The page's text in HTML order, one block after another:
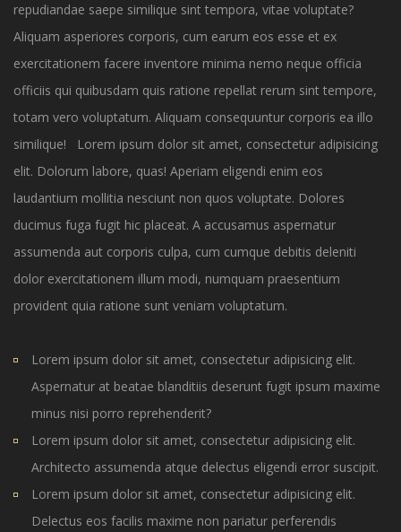
repudiandae saepe similique sint tempora, vitae voluptate?
Aliquam asperiores corporis, cum earum eos esse et ex
exercitationem facere inventore minima nemo neque officia
officiis qui quibusdam quis ratione repellat rerum sint tempore,
totam vero voluptatum. Aliquam consequuntur corporis ea illo
similique! Lorem ipsum dolor sit amet, consectetur adipisicing
elit. Dolorum labore, quas! Aperiam eligendi enim eos
laudantium mollitia nesciunt non quos voluptate. Dolores
ducimus fuga fugit hic placeat. A accusamus aspernatur
assumenda aut corporis culpa, cum cumque debitis deleniti
dolor exercitationem illum modi, numquam praesentium
provident quia ratione sunt veniam voluptatum.
Lorem ipsum dolor sit amet, consectetur adipisicing elit.
Aspernatur at beatae blanditiis deserunt fugit ipsum maxime
minus nisi porro reprehenderit?
Lorem ipsum dolor sit amet, consectetur adipisicing elit.
Architecto assumenda atque delectus eligendi error suscipit.
Lorem ipsum dolor sit amet, consectetur adipisicing elit.
Delectus eos facilis maxime non pariatur perferendis